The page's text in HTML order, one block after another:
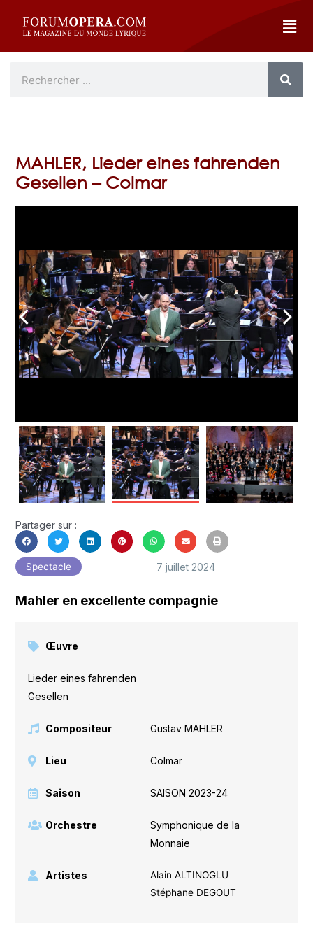
MAHLER, Lieder eines fahrenden
Gesellen – Colmar
arrow_back_ios arrow_forward_ios
Partager sur :
Spectacle 7 juillet 2024
Mahler en excellente compagnie
Œuvre
Lieder eines fahrenden
Gesellen
Compositeur Gustav MAHLER
Lieu Colmar
Saison SAISON 2023-24
Orchestre
Symphonique de la
Monnaie
Artistes
Alain ALTINOGLU
Stéphane DEGOUT